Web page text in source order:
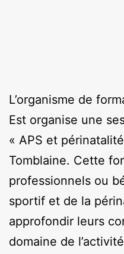
L’organisme de
Est organise une
« APS et
Tomblaine. Cette
professionnels ou
sportif et de la
approfondir leurs
domaine de